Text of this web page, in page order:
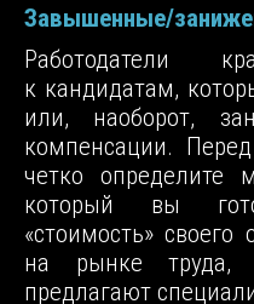
Завышенные/
Работодатели
к кандидатам,
или, наоборот,
компенсации.
четко определите
который вы
«стоимость»
на рынке труда,
предлагают